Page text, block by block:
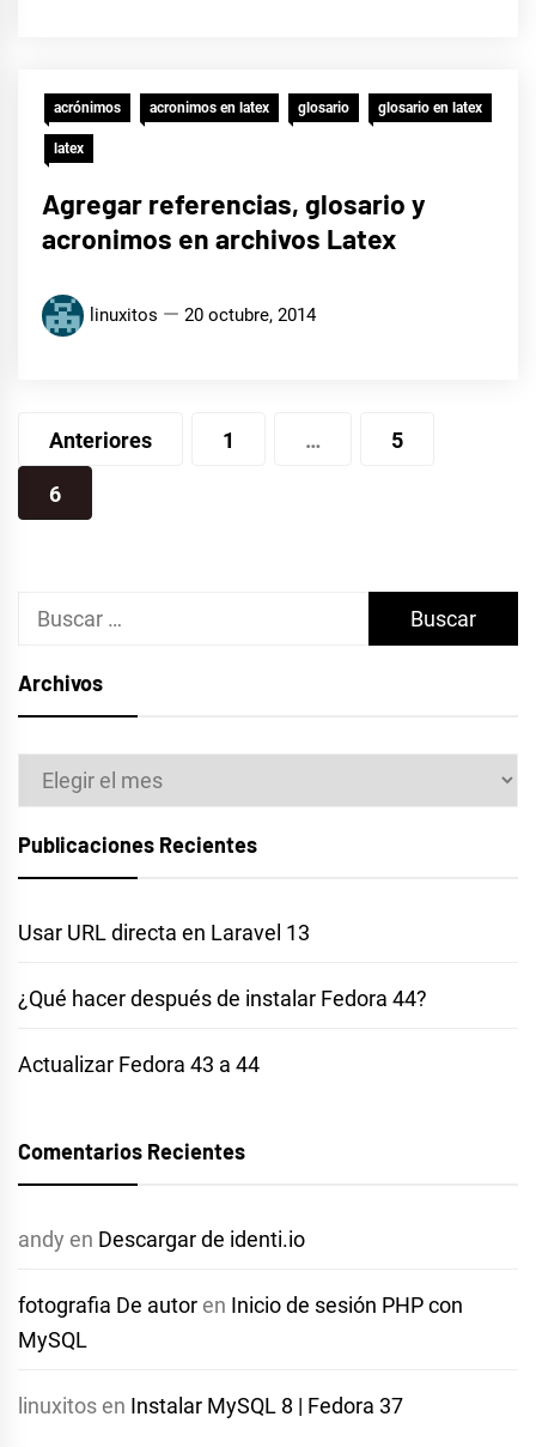
acrónimos acronimos en latex glosario glosario en latex
latex
Agregar referencias, glosario y
acronimos en archivos Latex
linuxitos 20 octubre, 2014
Paginación
de
entradas
Anteriores 1 … 5
6
Buscar:
Archivos
Archivos
Publicaciones Recientes
Usar URL directa en Laravel 13
¿Qué hacer después de instalar Fedora 44?
Actualizar Fedora 43 a 44
Comentarios Recientes
andy en Descargar de identi.io
fotografia De autor en Inicio de sesión PHP con
MySQL
linuxitos en Instalar MySQL 8 | Fedora 37